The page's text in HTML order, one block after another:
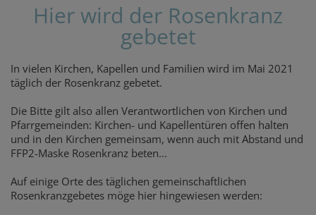
Hier wird der Rosenkranz
gebetet
In vielen Kirchen, Kapellen und Familien wird im Mai 2021
täglich der Rosenkranz gebetet.
Die Bitte gilt also allen Verantwortlichen von Kirchen und
Pfarrgemeinden: Kirchen- und Kapellentüren offen halten
und in den Kirchen gemeinsam, wenn auch mit Abstand und
FFP2-Maske Rosenkranz beten...
Auf einige Orte des täglichen gemeinschaftlichen
Rosenkranzgebetes möge hier hingewiesen werden: